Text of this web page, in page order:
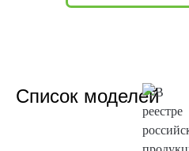
Список моделей